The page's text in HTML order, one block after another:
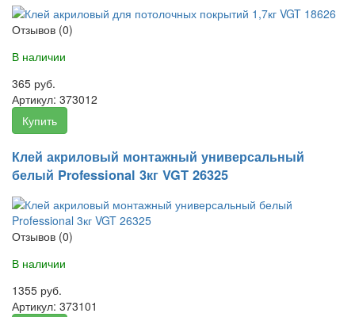
Отзывов (0)
В наличии
365 руб.
Артикул: 373012
Купить
Клей акриловый монтажный универсальный
белый Professional 3кг VGT 26325
Отзывов (0)
В наличии
1355 руб.
Артикул: 373101